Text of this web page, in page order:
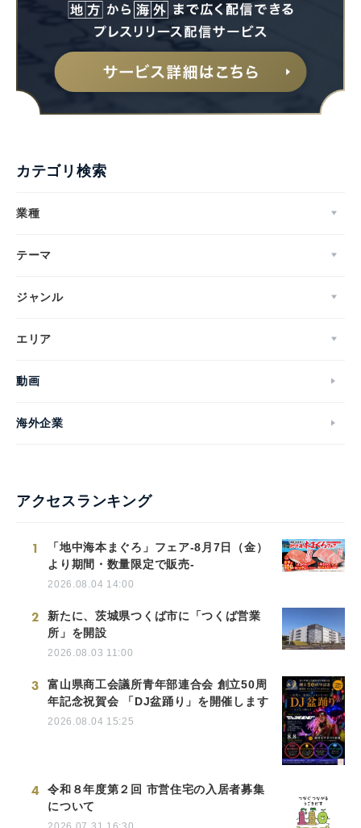
カテゴリ検索
業種
テーマ
ジャンル
エリア
動画
海外企業
アクセスランキング
1
「地中海本まぐろ」フェア-8月7日（金）
より期間・数量限定で販売-
2026.08.04 14:00
2
新たに、茨城県つくば市に「つくば営業
所」を開設
2026.08.03 11:00
3
富山県商工会議所青年部連合会 創立50周
年記念祝賀会 「DJ盆踊り」を開催します
2026.08.04 15:25
4
令和８年度第２回 市営住宅の入居者募集
について